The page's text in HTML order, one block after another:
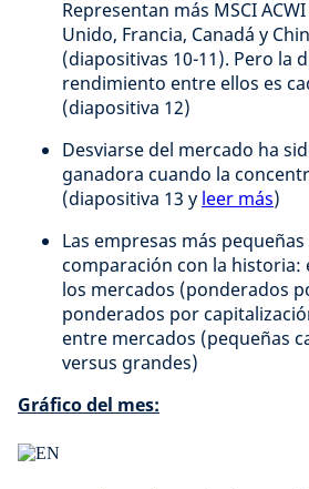
Representan más MSCI
Unido, Francia, Canadá y
(diapositivas 10-11). Pero la
rendimiento entre ellos es
(diapositiva 12)
Desviarse del mercado ha
ganadora cuando la
(diapositiva 13 y leer más)
Las empresas más
comparación con la historia:
los mercados (ponderados
ponderados por
entre mercados (pequeñas
versus grandes)
Gráfico del mes: